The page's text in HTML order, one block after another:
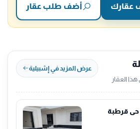
عقارك أضف طلب عقار
العقار
عرض المزيد في إشبيلية
حي قرطبة